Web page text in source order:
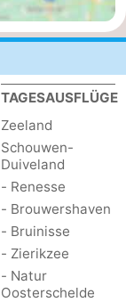
TAGESAUSFLÜGE
Zeeland
Schouwen-
Duiveland
- Renesse
- Brouwershaven
- Bruinisse
- Zierikzee
- Natur
Oosterschelde